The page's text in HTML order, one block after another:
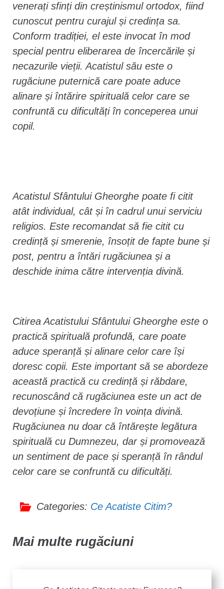
venerați sfinți din creștinismul ortodox, fiind
cunoscut pentru curajul și credința sa.
Conform tradiției, el este invocat în mod
special pentru eliberarea de încercările și
necazurile vieții. Acatistul său este o
rugăciune puternică care poate aduce
alinare și întărire spirituală celor care se
confruntă cu dificultăți în conceperea unui
copil.
Acatistul Sfântului Gheorghe poate fi citit
atât individual, cât și în cadrul unui serviciu
religios. Este recomandat să fie citit cu
credință și smerenie, însoțit de fapte bune și
post, pentru a întări rugăciunea și a
deschide inima către intervenția divină.
Citirea Acatistului Sfântului Gheorghe este o
practică spirituală profundă, care poate
aduce speranță și alinare celor care își
doresc copii. Este important să se abordeze
această practică cu credință și răbdare,
recunoscând că rugăciunea este un act de
devoțiune și încredere în voința divină.
Rugăciunea nu doar că întărește legătura
spirituală cu Dumnezeu, dar și promovează
un sentiment de pace și speranță în rândul
celor care se confruntă cu dificultăți.
Categories: Ce Acatiste Citim?
Mai multe rugăciuni